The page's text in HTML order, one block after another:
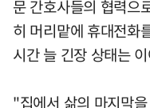
문 간호사들의 협력으
히 머리맡에 휴대전화
시간 늘 긴장 상태는
"집에서 삶의 마지막